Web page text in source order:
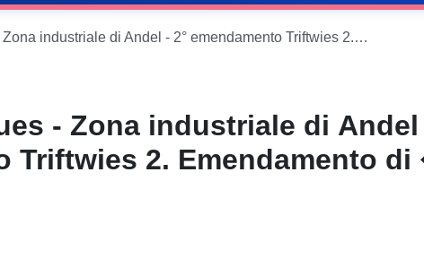
Bernkastel-Kues - Zona industriale di Andel - 2° emendamento Triftwies 2. Emendamento di �
- Zona industriale di Andel
Triftwies 2. Emendamento